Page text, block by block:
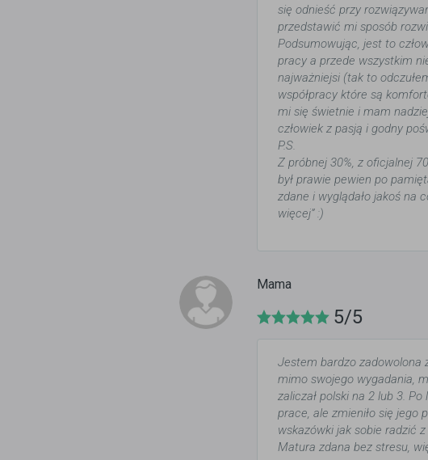
się odnieść przy
przedstawić mi sposób
Podsumowując, jest to
pracy a przede wszystkim
najważniejsi (tak to
współpracy które są
mi się świetnie i mam
człowiek z pasją i godny
P.S.
Z próbnej 30%, z oficjalnej
był prawie pewien po
zdane i wyglądało jakoś na
więcej” :)
Mama
5/5
Jestem bardzo zadowolona
mimo swojego wygadania,
zaliczał polski na 2 lub 3.
prace, ale zmieniło się jego
wskazówki jak sobie radzić
Matura zdana bez stresu,